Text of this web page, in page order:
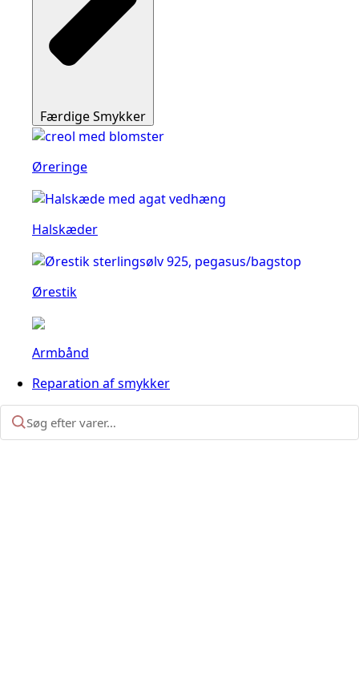
Færdige Smykker
Øreringe
Halskæder
Ørestik
Armbånd
Reparation af smykker